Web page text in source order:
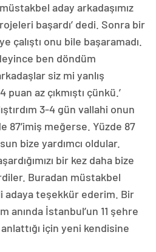
aday arkadaşımız
başardı’ dedi. Sonra bir
çalıştı onu bile başaramadı.
ben döndüm
siz mi yanlış
puan az çıkmıştı çünkü.’
3-4 gün vallahi onun
87’imiş meğerse. Yüzde 87
bize yardımcı oldular.
bir kez daha bize
Buradan müstakbel
adaya teşekkür ederim. Bir
İstanbul’un 11 şehre
için yeni kendisine